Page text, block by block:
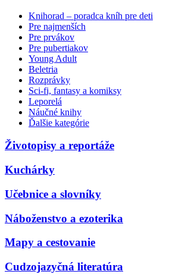
Knihorad – poradca kníh pre deti
Pre najmenších
Pre prvákov
Pre pubertiakov
Young Adult
Beletria
Rozprávky
Sci-fi, fantasy a komiksy
Leporelá
Náučné knihy
Ďalšie kategórie
Životopisy a reportáže
Kuchárky
Učebnice a slovníky
Náboženstvo a ezoterika
Mapy a cestovanie
Cudzojazyčná literatúra